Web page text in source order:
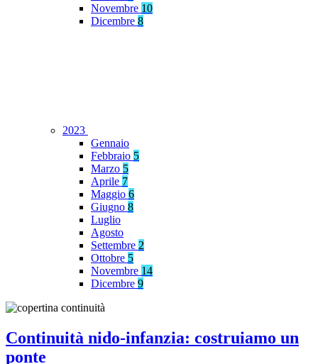
Novembre 10
Dicembre 8
2023
Gennaio
Febbraio 5
Marzo 5
Aprile 7
Maggio 6
Giugno 8
Luglio
Agosto
Settembre 2
Ottobre 5
Novembre 14
Dicembre 9
Continuità nido-infanzia: costruiamo un
ponte